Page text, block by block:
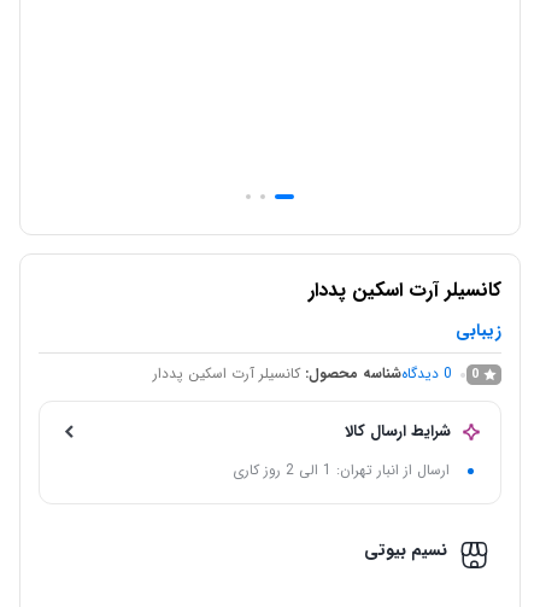
کانسیلر آرت اسکین پددار
زیبابی
0
0 دیدگاهشناسه محصول:کانسیلر آرت اسکین پددار
شرایط ارسال کالا
ارسال از انبار تهران: 1 الی 2 روز کاری
نسیم بیوتی